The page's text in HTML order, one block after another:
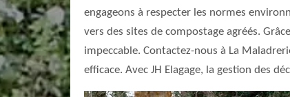
engageons à respecter les normes
vers des sites de compostage agréés.
impeccable. Contactez-nous à La
efficace. Avec JH Elagage, la gestion des